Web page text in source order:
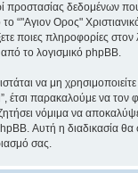
δεδομένων
“"Αγιον Ορος"
ποιες πληροφορίες
το λογισμικό phpBB.
να μη
παρακαλούμε να τον
νόμιμα να
Αυτή η διαδικασία
σας.